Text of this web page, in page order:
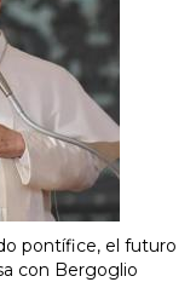
pontífice, el futuro
con Bergoglio